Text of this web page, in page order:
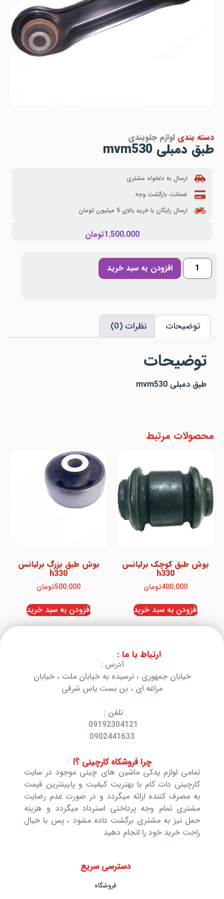
دسته بندی لوازم جلوبندی
طبق دمبلی mvm530
ارسال به دلخواه مشتری
ضمانت بازگشت وجه
ارسال رایگان با خرید بالای 5 میلیون تومان
1.500.000تومان
افزودن به سبد خرید
توضیحات نظرات (0)
توضیحات
طبق دمبلی mvm530
محصولات مرتبط
بوش طبق کوچک برلیانس
h330
400.000تومان
افزودن به سبد خرید
بوش طبق بزرگ برلیانس
h330
500.000تومان
افزودن به سبد خرید
ارتباط با ما :
آدرس :
خیابان جمهوری ، نرسیده به خیابان ملت ، خیابان
مراغه ای ، بن بست یاس شرقی
تلفن :
09192304121
0902441633
چرا فروشکاه کارچینی ؟!
تمامی لوازم یدکی ماشین های چینی موجود در سایت
کارچینی دات کام با بهتریت کیفیت و پایینترین قیمت
به مصرف کننده ارائه میگردد و در صورت عدم رضایت
مشتری تمام وجه پرداختی استرداد میگردد و هزینه
حمل نیز به مشتری برگشت داده مشود ، پس با خیال
راحت خرید خود را انجام دهید
دسترسی سریع
فروشگاه